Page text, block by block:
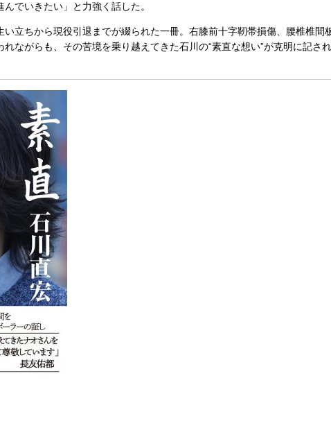
でいきたい」と力強く話した。
立ちから現役引退までが綴られた一冊。右膝前十字靭帯損傷、腰椎椎間
ながらも、その苦境を乗り越えてきた石川の“素直な想い”が克明に記さ